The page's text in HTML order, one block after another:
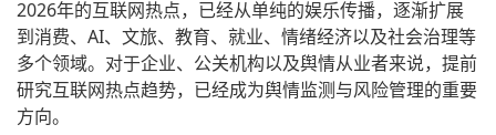
2026年的互联网热点，已经从单纯的娱乐传播，逐渐扩展
到消费、AI、文旅、教育、就业、情绪经济以及社会治理等
多个领域。对于企业、公关机构以及舆情从业者来说，提前
研究互联网热点趋势，已经成为舆情监测与风险管理的重要
方向。